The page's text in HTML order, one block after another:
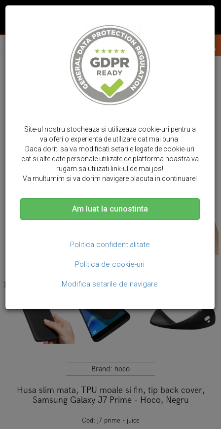
Brand: hoco
Husa slim mata, TPU moale si fin, tip back cover,
Samsung Galaxy J7 Prime - Hoco, Negru
Cod: j7 prime - juice
Site-ul nostru stocheaza si utilizeaza cookie-uri pentru a
va oferi o experienta de utilizare cat mai buna.
Daca doriti sa va modificati setarile legate de cookie-uri
cat si alte date personale utilizate de platforma noastra va
rugam sa utilizati link-ul de mai jos!
Va multumim si va dorim navigare placuta in continuare!
Am luat la cunostinta
Politica confidentialitate
Politica de cookie-uri
Modifica setarile de navigare